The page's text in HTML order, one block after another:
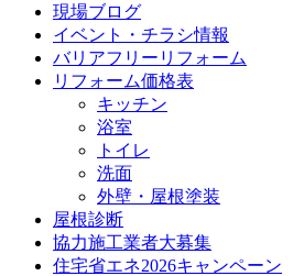
現場ブログ
イベント・チラシ情報
バリアフリーリフォーム
リフォーム価格表
キッチン
浴室
トイレ
洗面
外壁・屋根塗装
屋根診断
協力施工業者大募集
住宅省エネ2026キャンペーン